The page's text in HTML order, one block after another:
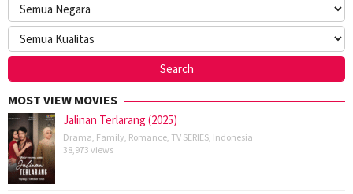
MOST VIEW MOVIES
Jalinan Terlarang (2025)
Drama Family Romance TV SERIES Indonesia
38,973 views